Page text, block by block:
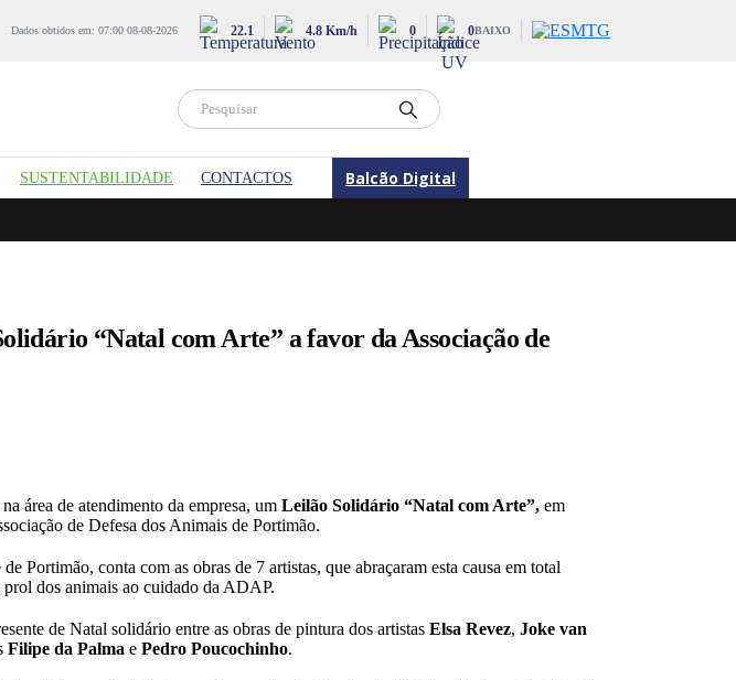
Dados obtidos em: 07:00 08-08-2026 22.1 4.8 Km/h 0 0BAIXO
SUSTENTABILIDADE CONTACTOS Balcão Digital
“Natal com Arte” a favor da Associação de
área de atendimento da empresa, um Leilão Solidário “Natal com Arte”, em
de Defesa dos Animais de Portimão.
Portimão, conta com as obras de 7 artistas, que abraçaram esta causa em total
dos animais ao cuidado da ADAP.
de Natal solidário entre as obras de pintura dos artistas Elsa Revez, Joke van
Filipe da Palma e Pedro Poucochinho.